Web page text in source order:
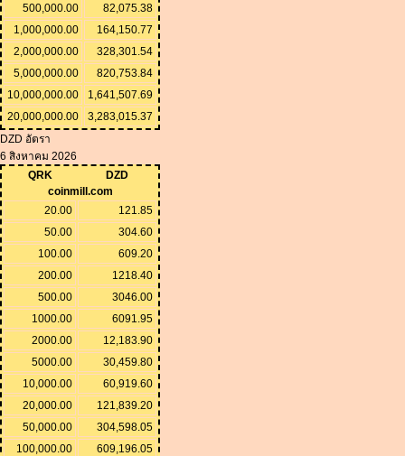
500,000.00
82,075.38
1,000,000.00
164,150.77
2,000,000.00
328,301.54
5,000,000.00
820,753.84
10,000,000.00
1,641,507.69
20,000,000.00
3,283,015.37
DZD อัตรา
6 สิงหาคม 2026
QRK
DZD
coinmill.com
20.00
121.85
50.00
304.60
100.00
609.20
200.00
1218.40
500.00
3046.00
1000.00
6091.95
2000.00
12,183.90
5000.00
30,459.80
10,000.00
60,919.60
20,000.00
121,839.20
50,000.00
304,598.05
100,000.00
609,196.05